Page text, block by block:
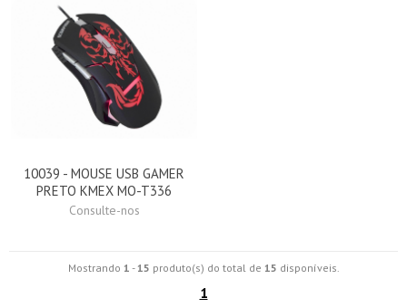
10039 - MOUSE USB GAMER
PRETO KMEX MO-T336
Consulte-nos
Mostrando 1 - 15 produto(s) do total de 15 disponíveis.
1